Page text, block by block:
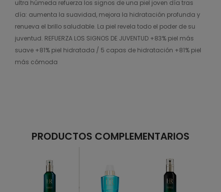
ultra húmeda refuerza los signos de una piel joven día tras
día: aumenta la suavidad, mejora la hidratación profunda y
renueva el brillo saludable. La piel revela todo el poder de su
juventud. REFUERZA LOS SIGNOS DE JUVENTUD +83% piel más
suave +81% piel hidratada / 5 capas de hidratación +81% piel
más cómoda
PRODUCTOS COMPLEMENTARIOS